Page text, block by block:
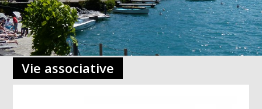
Vie associative